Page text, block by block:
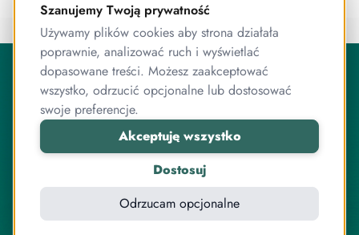
O Publigo
Publigo to rozwiązanie opracowane przez stabilny
zespół przyjaciół, którzy jednocześnie są ekspertami od
programowania.
Pracujemy razem od lat, zarówno przy systemie
sprzedaży kursów, jak i wielu innych projektach
związanych z internetem, IT, elektroniką czy sprzedażą
online.
Szanujemy Twoją prywatność
Używamy plików cookies aby strona działała
poprawnie, analizować ruch i wyświetlać
dopasowane treści. Możesz zaakceptować
wszystko, odrzucić opcjonalne lub dostosować
swoje preferencje.
Akceptuję wszystko
Dostosuj
Odrzucam opcjonalne